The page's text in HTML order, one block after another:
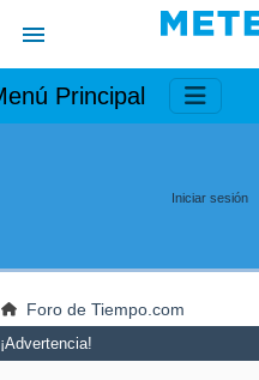
Principal
Iniciar sesión
Foro de Tiempo.com
¡Advertencia!